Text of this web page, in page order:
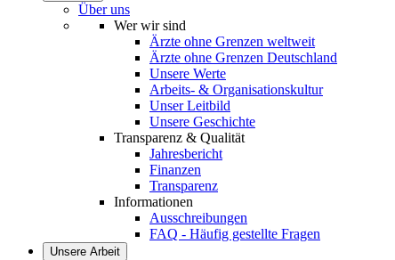
Über uns
Wer wir sind
Ärzte ohne Grenzen weltweit
Ärzte ohne Grenzen Deutschland
Unsere Werte
Arbeits- & Organisationskultur
Unser Leitbild
Unsere Geschichte
Transparenz & Qualität
Jahresbericht
Finanzen
Transparenz
Informationen
Ausschreibungen
FAQ - Häufig gestellte Fragen
Unsere Arbeit